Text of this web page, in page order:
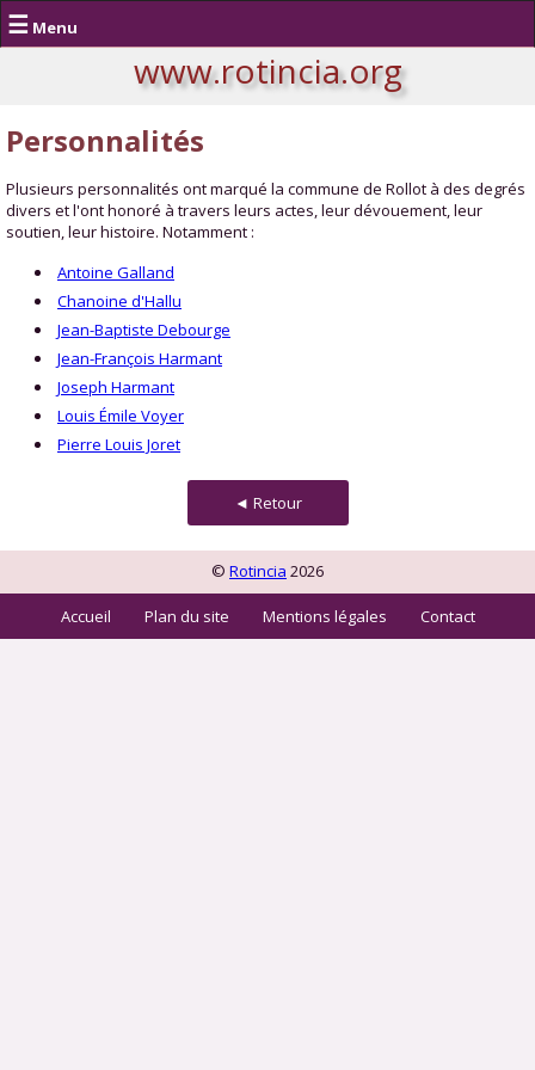
☰ Menu
www.rotincia.org
Personnalités
Plusieurs personnalités ont marqué la commune de Rollot à des degrés
divers et l'ont honoré à travers leurs actes, leur dévouement, leur
soutien, leur histoire. Notamment :
Antoine Galland
Chanoine d'Hallu
Jean-Baptiste Debourge
Jean-François Harmant
Joseph Harmant
Louis Émile Voyer
Pierre Louis Joret
◄ Retour
© Rotincia 2026
Accueil Plan du site Mentions légales Contact